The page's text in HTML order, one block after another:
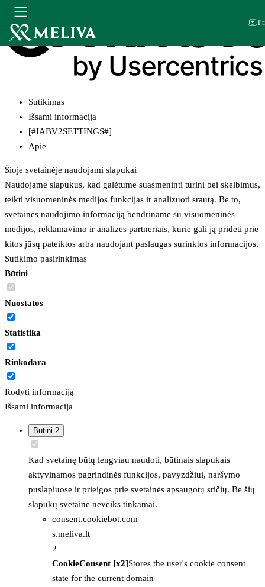
Sutikimas
Išsami informacija
[#IABV2SETTINGS#]
Apie
Šioje svetainėje naudojami slapukai
Naudojame slapukus, kad galėtume suasmeninti turinį bei skelbimus,
teikti visuomeninės medijos funkcijas ir analizuoti srautą. Be to,
svetainės naudojimo informaciją bendriname su visuomeninės
medijos, reklamavimo ir analizės partneriais, kurie gali ją pridėti prie
kitos jūsų pateiktos arba naudojant paslaugas surinktos informacijos.
Sutikimo pasirinkimas
Būtini
Nuostatos
Statistika
Rinkodara
Rodyti informaciją
Išsami informacija
Būtini 2
Kad svetainę būtų lengviau naudoti, būtinais slapukais
aktyvinamos pagrindinės funkcijos, pavyzdžiui, naršymo
puslapiuose ir prieigos prie svetainės apsaugotų sričių. Be šių
slapukų svetainė neveiks tinkamai.
consent.cookiebot.com
s.meliva.lt
2
CookieConsent [x2]Stores the user's cookie consent
state for the current domain